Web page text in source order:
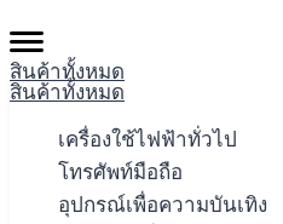
สินค้าทั้งหมด
สินค้าทั้งหมด
เครื่องใช้ไฟฟ้าทั่วไป
โทรศัพท์มือถือ
อุปกรณ์เพื่อความบันเทิง